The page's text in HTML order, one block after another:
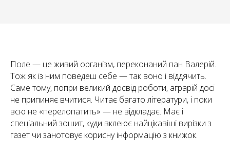
Поле — це живий організм, переконаний пан Валерій.
Тож як із ним поведеш себе — так воно і віддячить.
Саме тому, попри великий досвід роботи, аграрій досі
не припиняє вчитися. Читає багато літератури, і поки
всю не «перелопатить» — не відкладає. Має і
спеціальний зошит, куди вклеює найцікавіші вирізки з
газет чи занотовує корисну інформацію з книжок.